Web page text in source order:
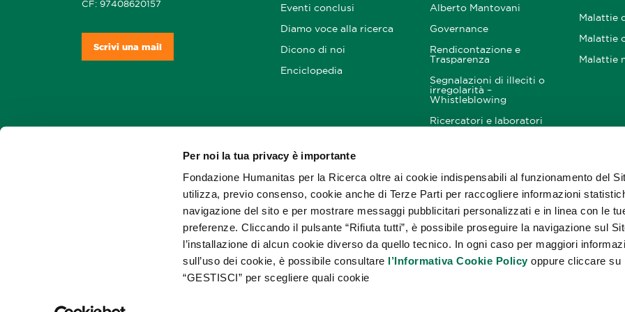
Per noi la tua privacy è importante
Fondazione Humanitas per la Ricerca oltre ai cookie indispensabili al funzionamento del
utilizza, previo consenso, cookie anche di Terze Parti per raccogliere informazioni
navigazione del sito e per mostrare messaggi pubblicitari personalizzati e in linea con le
preferenze. Cliccando il pulsante “Rifiuta tutti”, è possibile proseguire la navigazione sul
l’installazione di alcun cookie diverso da quello tecnico. In ogni caso per maggiori
sull’uso dei cookie, è possibile consultare l’Informativa Cookie Policyoppure cliccare su
“GESTISCI” per scegliere quali cookie
CF: 97408620157
Scrivi una mail
Eventi conclusi
Diamo voce alla ricerca
Dicono di noi
Enciclopedia
Alberto Mantovani
Governance
Rendicontazione e
Trasparenza
Segnalazioni di illeciti o
irregolarità –
Whistleblowing
Ricercatori e laboratori
Malattie
Malattie
Malattie
Sostenitori
Donazioni
5×1000
Lasciti testamentari
Corporate engagement
noi